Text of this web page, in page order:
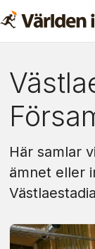
Om:
Här samlar
ämnet eller